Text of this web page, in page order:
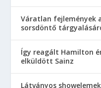
Váratlan fejlemények
sorsdöntő
Így reagált Hamilton
elküldött Sainz
Látványos